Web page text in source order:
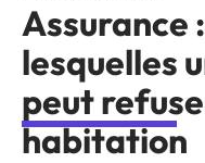
Assurance
lesquelles
peut
habitation